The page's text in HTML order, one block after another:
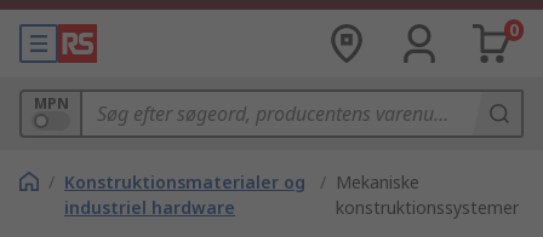
0
MPN
/ Konstruktionsmaterialer og
industriel hardware
/ Mekaniske
konstruktionssystemer